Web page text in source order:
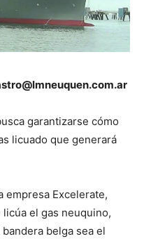
garantizarse cómo
licuado que generará
empresa Excelerate,
el gas neuquino,
belga sea el